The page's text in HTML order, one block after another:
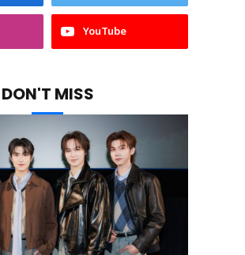
YouTube
DON'T MISS